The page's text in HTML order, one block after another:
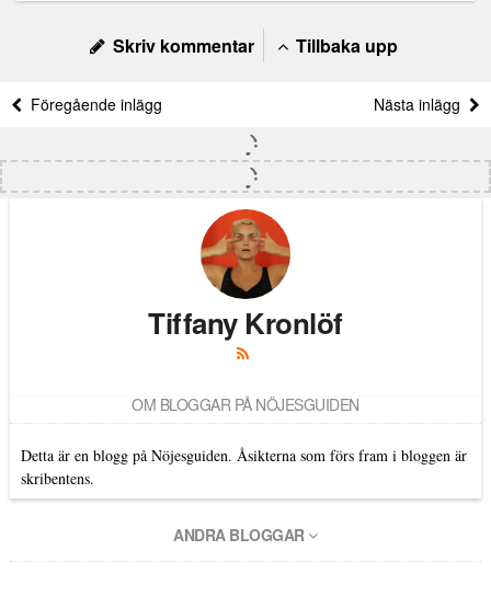
Skriv kommentar Tillbaka upp
Föregående inlägg Nästa inlägg
Tiffany Kronlöf
OM BLOGGAR PÅ NÖJESGUIDEN
Detta är en blogg på Nöjesguiden. Åsikterna som förs fram i bloggen är
skribentens.
ANDRA BLOGGAR